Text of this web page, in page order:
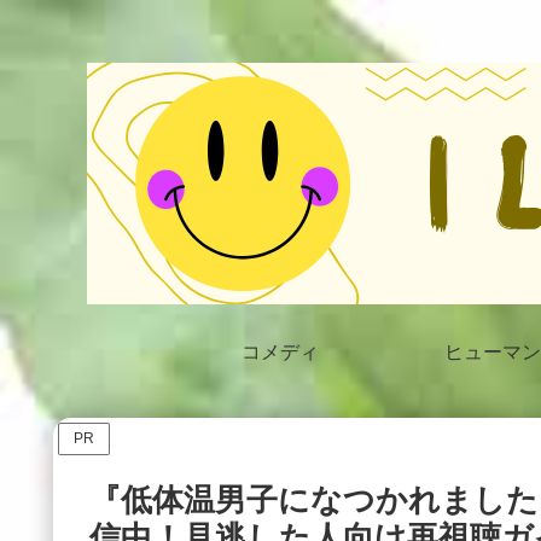
コメディ ヒューマン
PR
『低体温男子になつかれまし